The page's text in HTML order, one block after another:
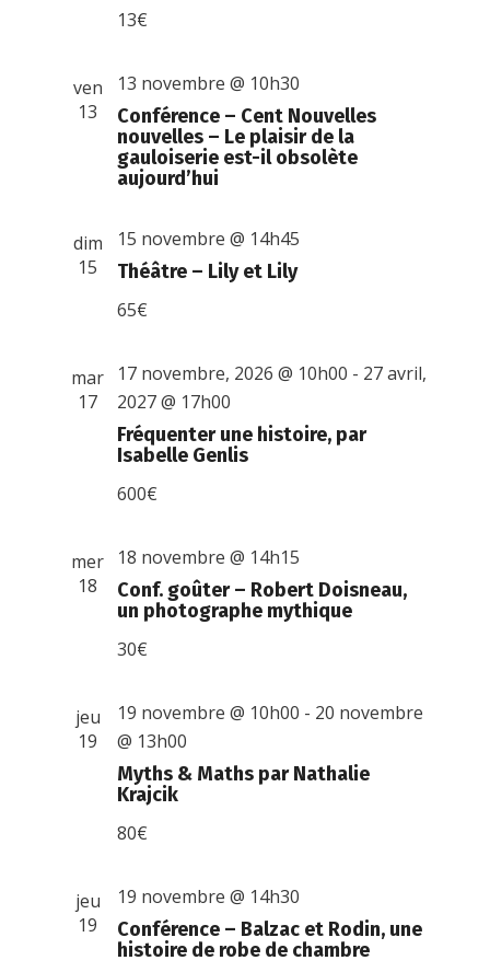
13€
ven
13
Conférence – Cent Nouvelles
nouvelles – Le plaisir de la
gauloiserie est-il obsolète
aujourd’hui
13 novembre @ 10h30
dim
15
Théâtre – Lily et Lily
15 novembre @ 14h45
65€
mar
17
Fréquenter une histoire, par
Isabelle Genlis
17 novembre, 2026 @ 10h00 - 27 avril,
2027 @ 17h00
600€
mer
18
Conf. goûter – Robert Doisneau,
un photographe mythique
18 novembre @ 14h15
30€
jeu
19
Myths & Maths par Nathalie
Krajcik
19 novembre @ 10h00 - 20 novembre
@ 13h00
80€
jeu
19
Conférence – Balzac et Rodin, une
histoire de robe de chambre
19 novembre @ 14h30